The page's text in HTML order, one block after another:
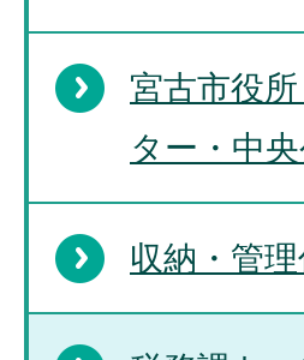
宮古市役
ター・中
収納・管